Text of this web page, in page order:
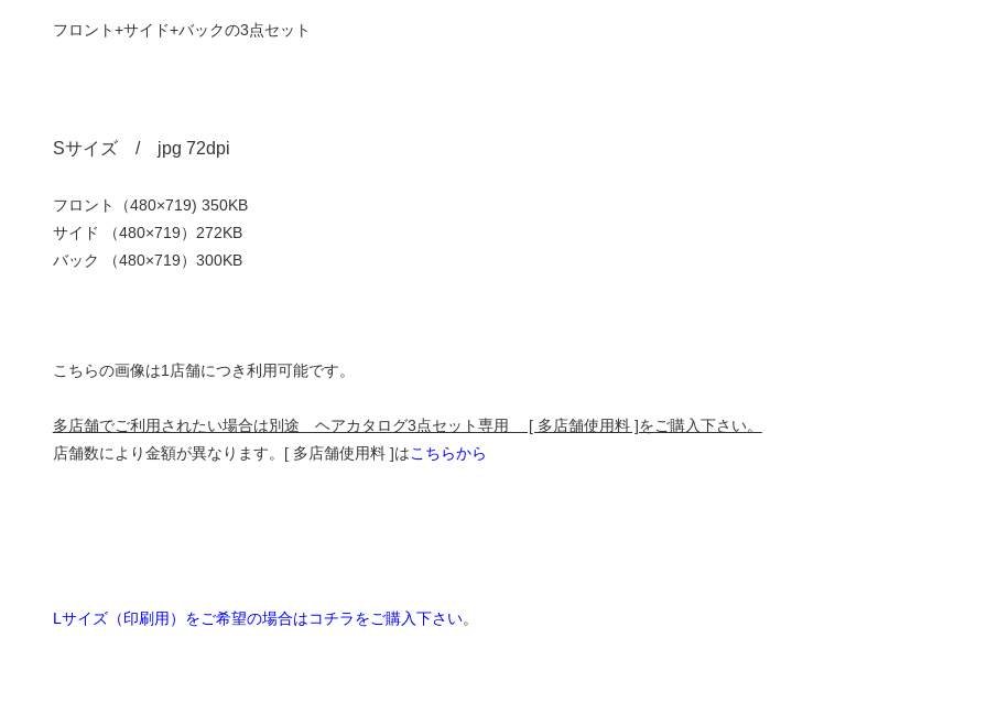
フロント+サイド+バックの3点セット
Sサイズ / jpg 72dpi
フロント（480×719) 350KB
サイド （480×719）272KB
バック （480×719）300KB
こちらの画像は1店舗につき利用可能です。
多店舗でご利用されたい場合は別途 ヘアカタログ3点セット専用 [ 多店舗使用料 ]をご購入下さい。
店舗数により金額が異なります。[ 多店舗使用料 ]はこちらから
Lサイズ（印刷用）をご希望の場合はコチラをご購入下さい。